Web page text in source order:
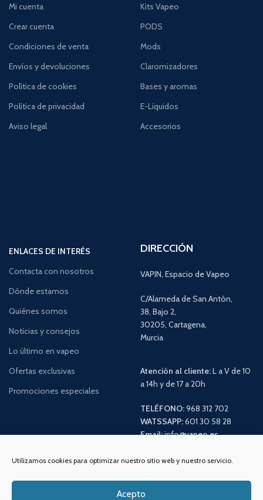
Utilizamos cookies para optimizar nuestro sitio web y nuestro servicio.
Acepto
Mi cuenta
Crear cuenta
Condiciones de venta
Envíos y devoluciones
Política de cookies
Política de privacidad
Aviso legal
Kits Vapeo
PODS
Mods
Claromizadores
Bases y aromas
E-Líquidos
Accesorios
ENLACES DE INTERÉS
Contacta con nosotros
Dónde estamos
Quiénes somos
Noticias y consejos
Lo último en vapeo
Ofertas exclusivas
Promociones especiales
DIRECCIÓN
VAPIN, Espacio de Vapeo
C/Alameda de San Antón,
38, Bajo 2,
30205, Cartagena,
Murcia
Atención al cliente:L a V de 10
a 14h y de 17 a 20h
TELÉFONO:968 312 702
WATSSAPP:601 30 58 28
Email:info@vapeo.es